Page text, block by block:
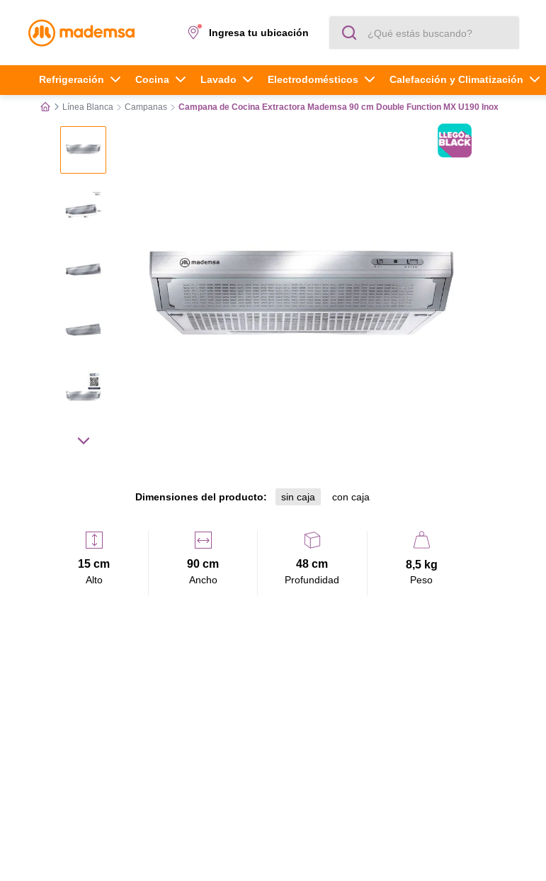
Ingresa tu ubicación
Términos más buscados
1. cocina 4 platos
lavadora
refrigerador
secadora
Refrigeración Cocina Lavado Electrodomésticos Calefacción y Climatización
Línea Blanca Campanas Campana de Cocina Extractora Mademsa 90 cm Double Function MX U190 Inox
Dimensiones del producto: sin caja con caja
15 cm
Alto
90 cm
Ancho
48 cm
Profundidad
8,5 kg
Peso